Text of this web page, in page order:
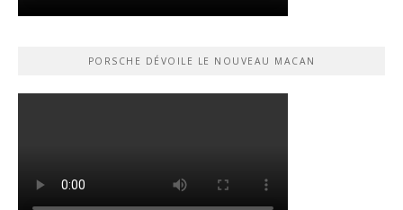
PORSCHE DÉVOILE LE NOUVEAU MACAN